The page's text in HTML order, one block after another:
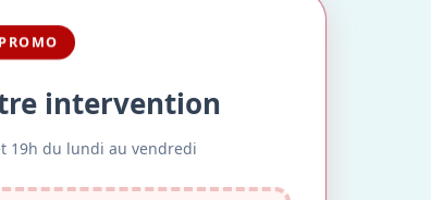
PROMO
intervention
19h du lundi au vendredi